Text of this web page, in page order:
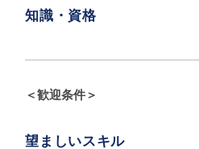
知識・資格
＜歓迎条件＞
望ましいスキル